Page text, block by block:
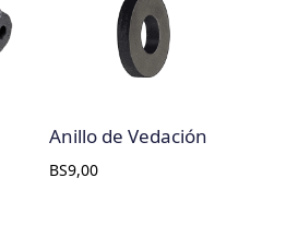
Anillo de Vedación
BS9,00